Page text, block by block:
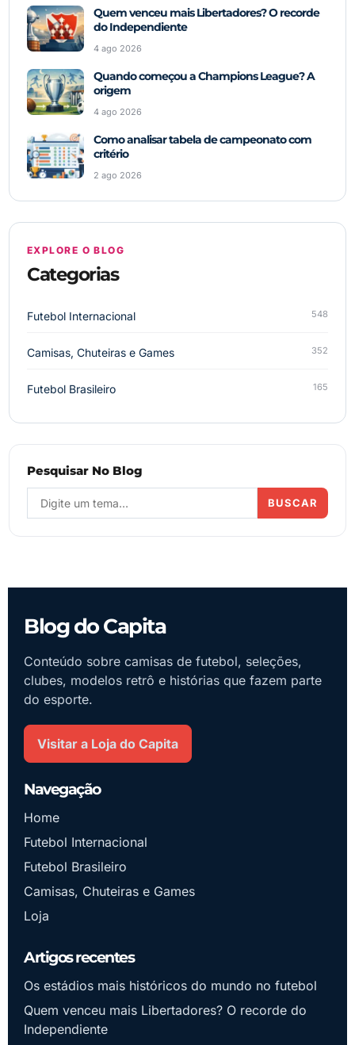
Quem venceu mais Libertadores? O recorde
do Independiente
4 ago 2026
Quando começou a Champions League? A
origem
4 ago 2026
Como analisar tabela de campeonato com
critério
2 ago 2026
EXPLORE O BLOG
Categorias
Futebol Internacional 548
Camisas, Chuteiras e Games 352
Futebol Brasileiro 165
Pesquisar No Blog
BUSCAR
Blog do Capita
Conteúdo sobre camisas de futebol, seleções,
clubes, modelos retrô e histórias que fazem parte
do esporte.
Visitar a Loja do Capita
Navegação
Home
Futebol Internacional
Futebol Brasileiro
Camisas, Chuteiras e Games
Loja
Artigos recentes
Os estádios mais históricos do mundo no futebol
Quem venceu mais Libertadores? O recorde do
Independiente